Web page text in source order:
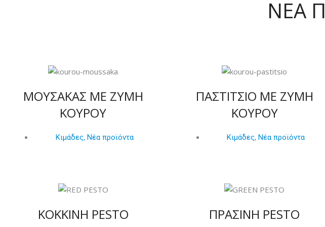
ΝΕΑ
ΜΟΥΣΑΚΑΣ ΜΕ ΖΥΜΗ
ΚΟΥΡΟΥ
Κιμάδες, Νέα προϊόντα
ΠΑΣΤΙΤΣΙΟ ΜΕ ΖΥΜΗ
ΚΟΥΡΟΥ
Κιμάδες,Νέα προϊόντα
ΚΟΚΚΙΝΗ PESTO ΠΡΑΣΙΝΗ PESTO